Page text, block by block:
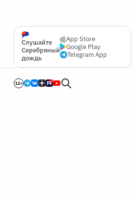
Слушайте
Серебряный
дождь
App Store
Google Play
Telegram App
12+